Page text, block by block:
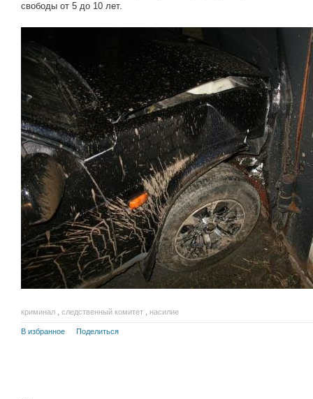
свободы от 5 до 10 лет.
криминал следственный комитет насилие
В избранное Поделиться